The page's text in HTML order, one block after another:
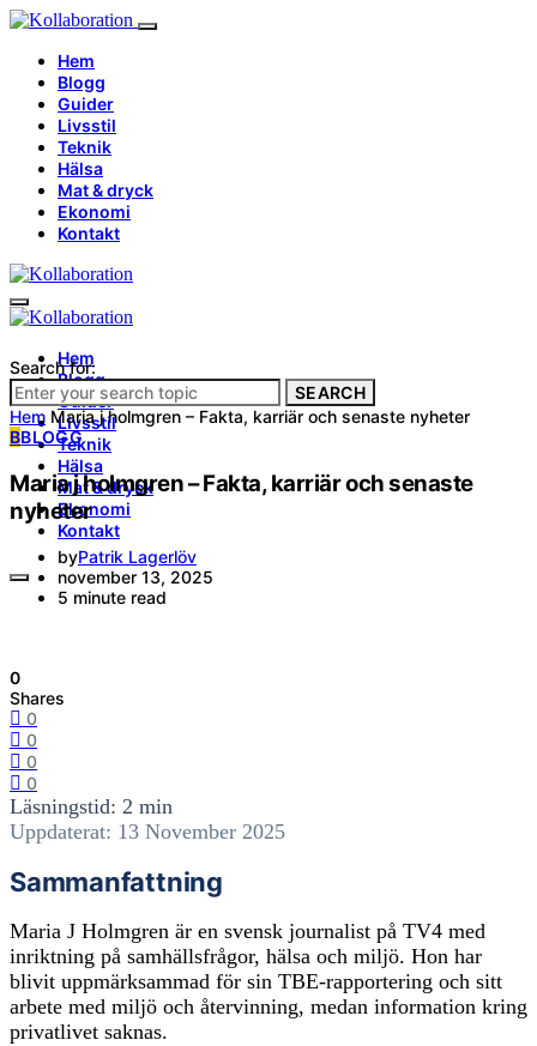
Hem
Blogg
Guider
Livsstil
Teknik
Hälsa
Mat & dryck
Ekonomi
Kontakt
Hem
Blogg
Guider
Livsstil
Teknik
Hälsa
Mat & dryck
Ekonomi
Kontakt
Search for:
SEARCH
Hem Maria j holmgren – Fakta, karriär och senaste nyheter
BBLOGG
Maria j holmgren – Fakta, karriär och senaste
nyheter
byPatrik Lagerlöv
november 13, 2025
5 minute read
0
Shares
0
0
0
0
Läsningstid: 2 min
Uppdaterat: 13 November 2025
Sammanfattning
Maria J Holmgren är en svensk journalist på TV4 med
inriktning på samhällsfrågor, hälsa och miljö. Hon har
blivit uppmärksammad för sin TBE-rapportering och sitt
arbete med miljö och återvinning, medan information kring
privatlivet saknas.